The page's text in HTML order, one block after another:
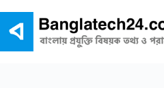
content